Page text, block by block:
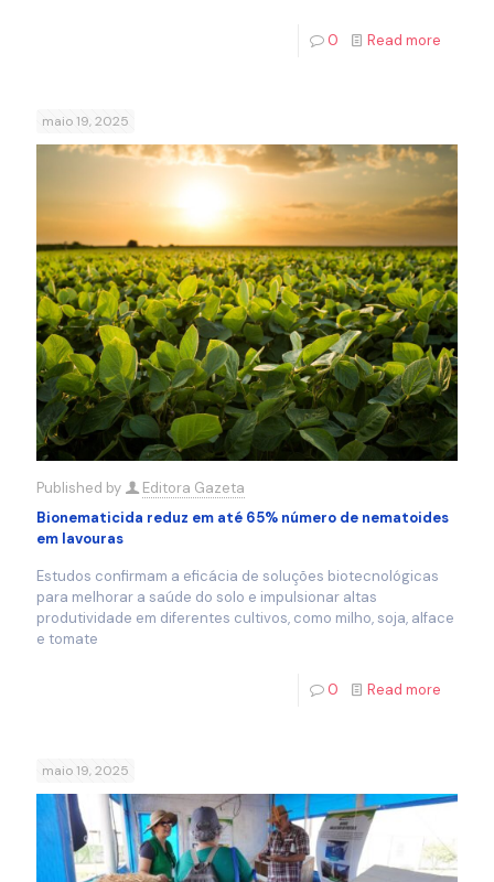
0 Read more
maio 19, 2025
Published by
Editora Gazeta
Bionematicida reduz em até 65% número de nematoides
em lavouras
Estudos confirmam a eficácia de soluções biotecnológicas
para melhorar a saúde do solo e impulsionar altas
produtividade em diferentes cultivos, como milho, soja, alface
e tomate
0 Read more
maio 19, 2025